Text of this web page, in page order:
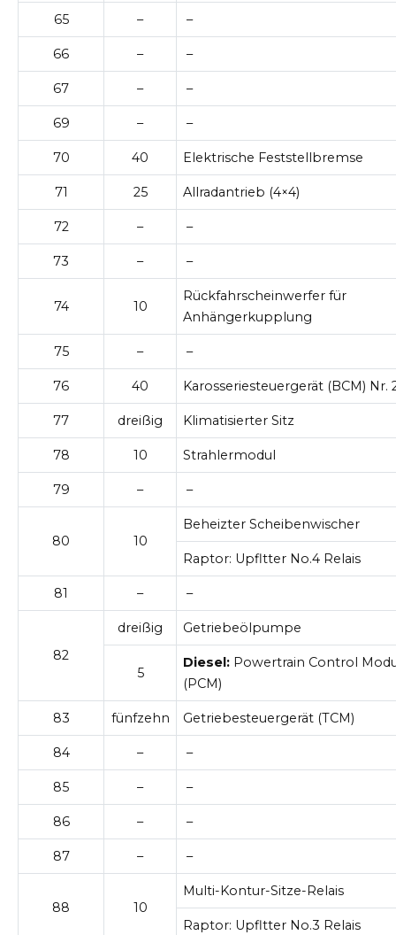
65 – –
66 – –
67 – –
69 – –
70 40 Elektrische Feststellbremse
71 25 Allradantrieb (4×4)
72 – –
73 – –
74 10
Rückfahrscheinwerfer für
Anhängerkupplung
75 – –
76 40 Karosseriesteuergerät (BCM) Nr.
77 dreißig Klimatisierter Sitz
78 10 Strahlermodul
79 – –
80 10
Beheizter Scheibenwischer
Raptor: Upfltter No.4 Relais
81 – –
82
dreißig Getriebeölpumpe
5
Diesel: Powertrain Control
(PCM)
83 fünfzehn Getriebesteuergerät (TCM)
84 – –
85 – –
86 – –
87 – –
88 10
Multi-Kontur-Sitze-Relais
Raptor: Upfltter No.3 Relais